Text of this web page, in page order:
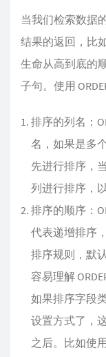
当我们检索数据
结果的返回，比
生命从高到底的
子句。使用
排序的列名：
名，如果是多
先进行排序，
列进行排序，
排序的顺序：
代表递增排序
排序规则，默
容易理解
如果排序字段
设置方式了，
之后。比如使